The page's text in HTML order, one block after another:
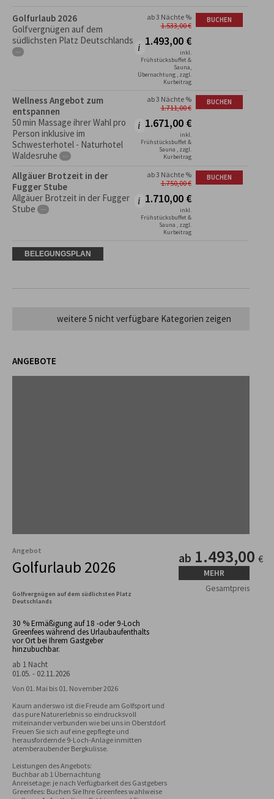
Golfurlaub 2026
Golfvergnügen auf dem
südlichsten Platz Deutschlands
···
ab 3 Nächte %
1.533,00€
1.493,00 €
inkl.
Frühstücksbuffet &
Sauna,
Übernachtung , zzgl.
Kurbeitrag
BUCHEN
Wellness Angebot zum
entspannen
50 min Massage ihrer Wahl pro
Person inklusive im
Schwesterhotel - Naturhotel
Waldesruhe
···
ab 3 Nächte %
1.711,00€
1.671,00 €
inkl.
Frühstücksbuffet &
Sauna , zzgl.
Kurbeitrag
BUCHEN
Allgäuer Brotzeit in der
Fugger Stube
Allgäuer Brotzeit in der Fugger
Stube
···
ab 3 Nächte %
1.750,00€
1.710,00 €
inkl.
Frühstücksbuffet &
Sauna , zzgl.
Kurbeitrag
BUCHEN
BELEGUNGSPLAN
weitere 5 nicht verfügbare Kategorien zeigen
ANGEBOTE
Angebot
Golfurlaub 2026
Golfvergnügen auf dem südlichsten Platz
Deutschlands
30 % Ermäßigung auf 18 -oder 9-Loch
Greenfees während des Urlaubaufenthalts
vor Ort bei Ihrem Gastgeber
hinzubuchbar.
ab 1 Nacht
01.05. - 02.11.2026
Von 01. Mai bis 01. November 2026
Kaum anderswo ist die Freude am Golfsport und
das pure Naturerlebnis so eindrucksvoll
miteinander verbunden wie bei uns in Oberstdorf.
Freuen Sie sich auf eine gepflegte und
herausfordernde 9-Loch-Anlage inmitten
atemberaubender Bergkulisse.
Leistungen des Angebots:
Buchbar ab 1 Übernachtung
Anreisetage: je nach Verfügbarkeit des Gastgebers
Greenfees: Buchen Sie Ihre Greenfees wahlweise
ab 1.493,00 €
MEHR
Gesamtpreis